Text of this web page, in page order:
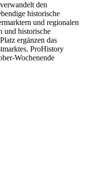
den
historische
und regionalen
und historische
ergänzen das
ProHistory
Wochenende